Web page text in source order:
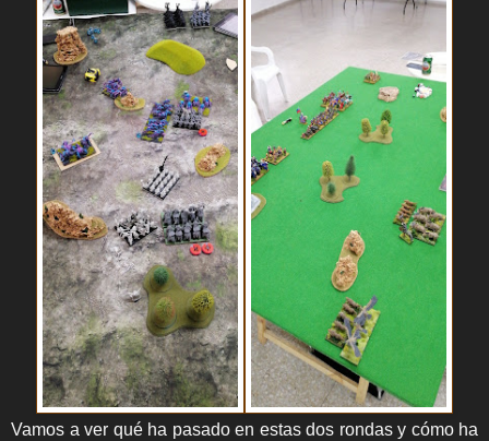
Vamos a ver qué ha pasado en estas dos rondas y cómo ha